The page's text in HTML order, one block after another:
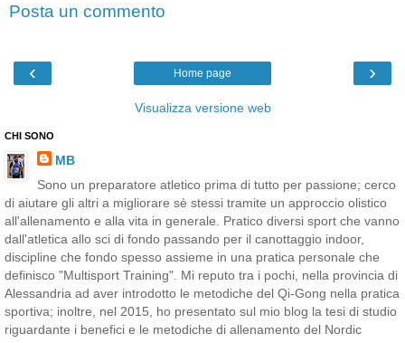
Posta un commento
‹ ›
Home page
Visualizza versione web
CHI SONO
MB
Sono un preparatore atletico prima di tutto per passione; cerco
di aiutare gli altri a migliorare sè stessi tramite un approccio olistico
all'allenamento e alla vita in generale. Pratico diversi sport che vanno
dall'atletica allo sci di fondo passando per il canottaggio indoor,
discipline che fondo spesso assieme in una pratica personale che
definisco "Multisport Training". Mi reputo tra i pochi, nella provincia di
Alessandria ad aver introdotto le metodiche del Qi-Gong nella pratica
sportiva; inoltre, nel 2015, ho presentato sul mio blog la tesi di studio
riguardante i benefici e le metodiche di allenamento del Nordic